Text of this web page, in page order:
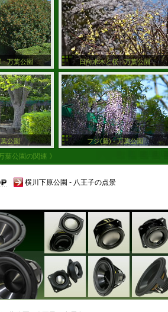
- 万葉公園 日向水木と桜 - 万葉公園
公園 フジ(藤) - 万葉公園
葉公園の関連 》
横川下原公園 - 八王子の点景